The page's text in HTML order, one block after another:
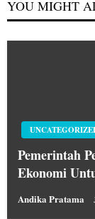
YOU MIGHT
Pemerintah
Ekonomi
Andika Pratama